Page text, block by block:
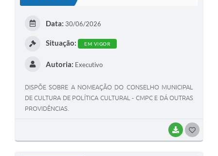
BAIXAR
Data: 30/06/2026
Situação: EM VIGOR
Autoria: Executivo
DISPÕE SOBRE A NOMEAÇÃO DO CONSELHO MUNICIPAL
DE CULTURA DE POLÍTICA CULTURAL - CMPC E DÁ OUTRAS
PROVIDÊNCIAS.